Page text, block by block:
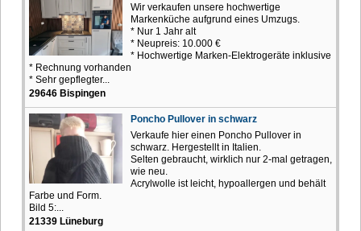
Wir verkaufen unsere hochwertige
Markenküche aufgrund eines Umzugs.
* Nur 1 Jahr alt
* Neupreis: 10.000 €
* Hochwertige Marken-Elektrogeräte inklusive
* Rechnung vorhanden
* Sehr gepflegter...
29646 Bispingen
Poncho Pullover in schwarz
Verkaufe hier einen Poncho Pullover in
schwarz. Hergestellt in Italien.
Selten gebraucht, wirklich nur 2-mal getragen,
wie neu.
Acrylwolle ist leicht, hypoallergen und behält
Farbe und Form.
Bild 5:...
21339 Lüneburg